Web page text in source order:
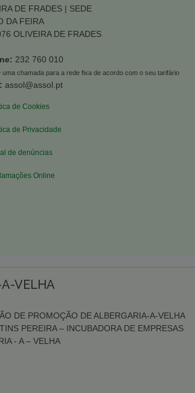
DE FRADES | SEDE
DA FEIRA
OLIVEIRA DE FRADES
232 760 010
uma chamada para a rede fixa de acordo com o seu tarifário
assol@assol.pt
de Cookies
de Privacidade
de denúncias
Online
VELHA
DE PROMOÇÃO DE ALBERGARIA-A-VELHA
PEREIRA – INCUBADORA DE EMPRESAS
- A – VELHA